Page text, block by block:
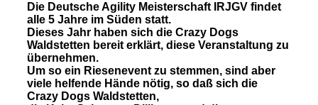
Die Deutsche Agility Meisterschaft IRJGV findet
alle 5 Jahre im Süden statt.
Dieses Jahr haben sich die Crazy Dogs
Waldstetten bereit erklärt, diese Veranstaltung zu
übernehmen.
Um so ein Riesenevent zu stemmen, sind aber
viele helfende Hände nötig, so daß sich die
Crazy Dogs Waldstetten,